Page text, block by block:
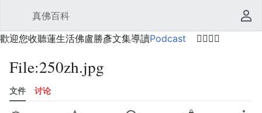
真佛百科
用户菜单
歡迎您收聽蓮生活佛盧勝彥文集導讀Podcast 🙋‍♂️🙋‍♀️
File:250zh.jpg
文件 讨论